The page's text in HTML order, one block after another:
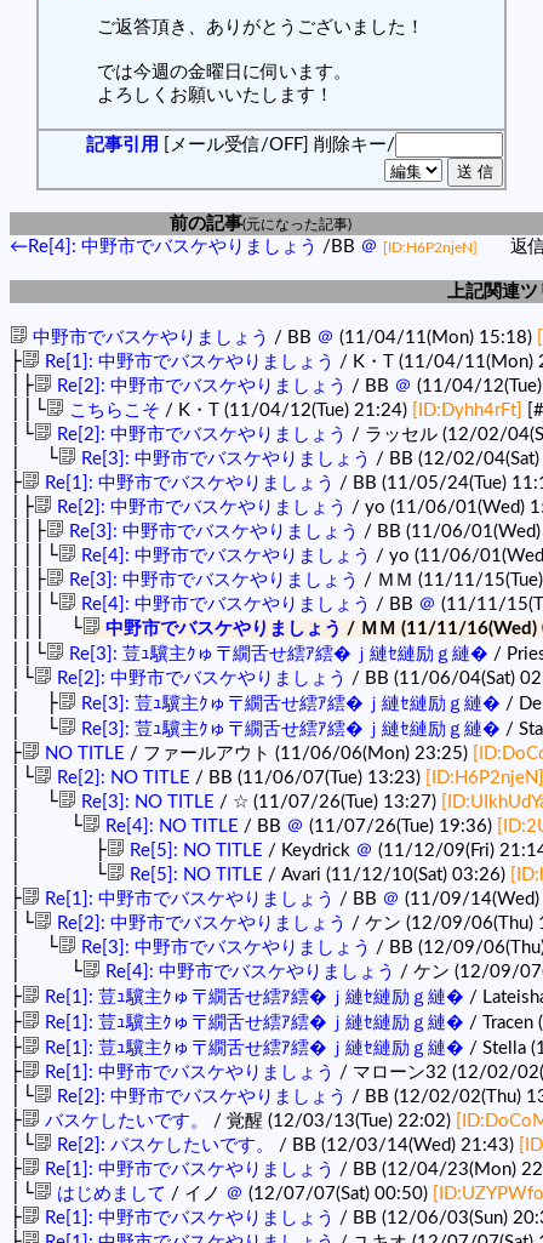
ご返答頂き、ありがとうございました！
では今週の金曜日に伺います。
よろしくお願いいたします！
記事引用 [メール受信/OFF] 削除キー/
前の記事(元になった記事)
←Re[4]: 中野市でバスケやりましょう /BB ＠ [ID:H6P2njeN] 返
上記関連
中野市でバスケやりましょう / BB ＠ (11/04/11(Mon) 15:18)
├ Re[1]: 中野市でバスケやりましょう / K・T (11/04/11(Mon)
│├ Re[2]: 中野市でバスケやりましょう / BB ＠ (11/04/
││└ こちらこそ / K・T (11/04/12(Tue) 21:24) [ID:Dyhh4rFt]
│└ Re[2]: 中野市でバスケやりましょう / ラッセル (12/02/
│ └ Re[3]: 中野市でバスケやりましょう / BB (12/02/
├ Re[1]: 中野市でバスケやりましょう / BB (11/05/24(Tue)
│├ Re[2]: 中野市でバスケやりましょう / yo (11/06/01(Wed)
││├ Re[3]: 中野市でバスケやりましょう / BB (11/06/
│││└ Re[4]: 中野市でバスケやりましょう / yo (11/06/
││├ Re[3]: 中野市でバスケやりましょう / ＭＭ (11/11/
│││└ Re[4]: 中野市でバスケやりましょう / BB ＠ (11/11/
│││ └ 中野市でバスケやりましょう / ＭＭ (11/11/
││└ Re[3]: 荳ｭ驥主ｸゅ〒繝舌せ繧ｱ繧�ｊ縺ｾ縺励ｇ縺� /
│└ Re[2]: 中野市でバスケやりましょう / BB (11/06/04(Sat)
│ ├ Re[3]: 荳ｭ驥主ｸゅ〒繝舌せ繧ｱ繧�ｊ縺ｾ縺励ｇ縺� /
│ └ Re[3]: 荳ｭ驥主ｸゅ〒繝舌せ繧ｱ繧�ｊ縺ｾ縺励ｇ縺� /
├ NO TITLE / ファールアウト (11/06/06(Mon) 23:25)
│└ Re[2]: NO TITLE / BB (11/06/07(Tue) 13:23) [ID:H6P2njeN]
│ └ Re[3]: NO TITLE / ☆ (11/07/26(Tue) 13:27)
│ └ Re[4]: NO TITLE / BB ＠ (11/07/26(Tue) 19:36)
│ ├ Re[5]: NO TITLE / Keydrick ＠ (11/12/09(Fri)
│ └ Re[5]: NO TITLE / Avari (11/12/10(Sat) 03:26)
├ Re[1]: 中野市でバスケやりましょう / BB ＠ (11/09/
│└ Re[2]: 中野市でバスケやりましょう / ケン (12/09/06(Thu)
│ └ Re[3]: 中野市でバスケやりましょう / BB (12/09/
│ └ Re[4]: 中野市でバスケやりましょう / ケン (12/09/
├ Re[1]: 荳ｭ驥主ｸゅ〒繝舌せ繧ｱ繧�ｊ縺ｾ縺励ｇ縺� /
├ Re[1]: 荳ｭ驥主ｸゅ〒繝舌せ繧ｱ繧�ｊ縺ｾ縺励ｇ縺� /
├ Re[1]: 荳ｭ驥主ｸゅ〒繝舌せ繧ｱ繧�ｊ縺ｾ縺励ｇ縺� / Stella
├ Re[1]: 中野市でバスケやりましょう / マローン32 (12/02/
│└ Re[2]: 中野市でバスケやりましょう / BB (12/02/02(Thu)
├ バスケしたいです。 / 覚醒 (12/03/13(Tue) 22:02)
│└ Re[2]: バスケしたいです。 / BB (12/03/14(Wed) 21:43)
├ Re[1]: 中野市でバスケやりましょう / BB (12/04/23(Mon)
│└ はじめまして / イノ ＠ (12/07/07(Sat) 00:50)
├ Re[1]: 中野市でバスケやりましょう / BB (12/06/03(Sun)